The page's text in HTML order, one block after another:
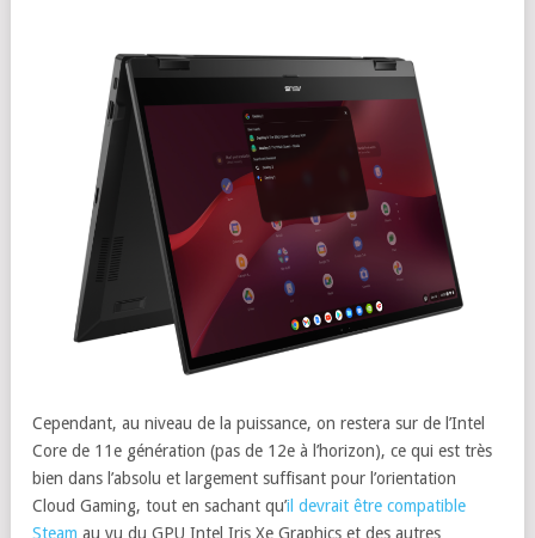
Cependant, au niveau de la puissance, on restera sur de l’Intel
Core de 11e génération (pas de 12e à l’horizon), ce qui est très
bien dans l’absolu et largement suffisant pour l’orientation
Cloud Gaming, tout en sachant qu’il devrait être compatible
Steam au vu du GPU Intel Iris Xe Graphics et des autres